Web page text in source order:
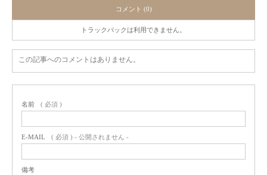
コメント (0)
トラックバックは利用できません。
この記事へのコメントはありません。
名前 ( 必須 )
E-MAIL ( 必須 ) - 公開されません -
備考